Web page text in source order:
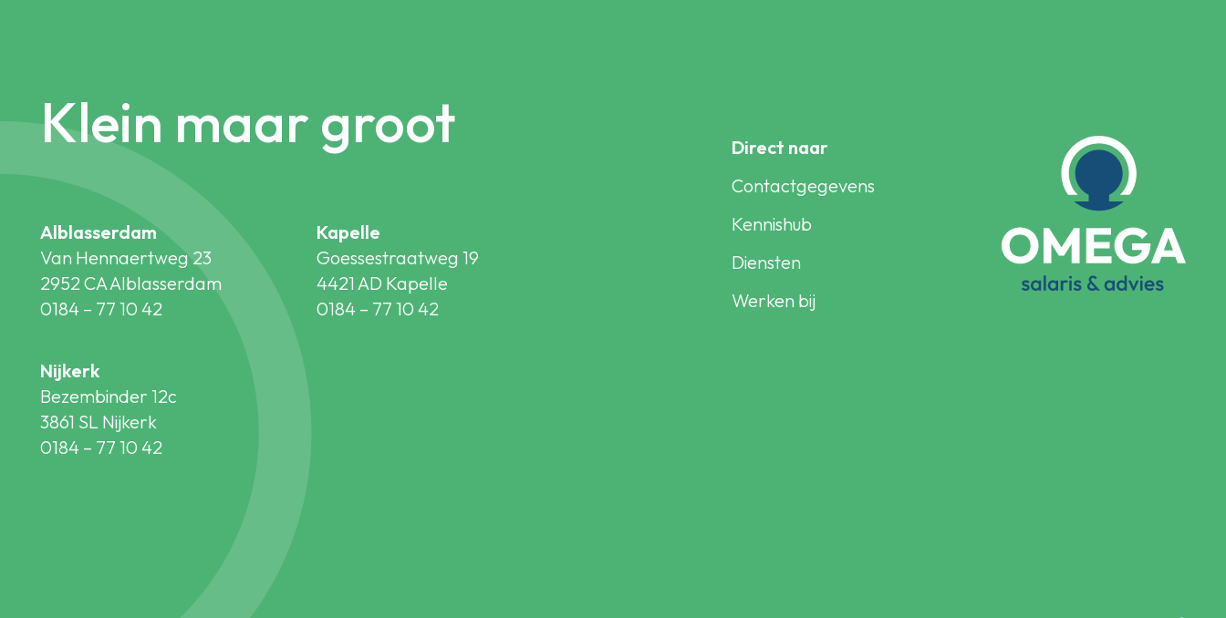
Klein maar groot
Alblasserdam
Van Hennaertweg 23
2952 CA Alblasserdam
0184 – 77 10 42
Kapelle
Goessestraatweg 19
4421 AD Kapelle
0184 – 77 10 42
Nijkerk
Bezembinder 12c
3861 SL Nijkerk
0184 – 77 10 42
Direct naar
Contactgegevens
Kennishub
Diensten
Werken bij